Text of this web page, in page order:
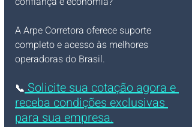
A Arpe Corretora oferece suporte
completo e acesso às melhores
operadoras do Brasil.
📞 Solicite sua cotação agora e
receba condições exclusivas
para sua empresa.